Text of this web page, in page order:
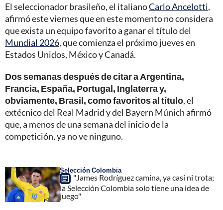
El seleccionador brasileño, el italianoCarlo Ancelotti,
afirmó este viernes que en este momento no considera
que exista un equipo favorito a ganar el título del
Mundial 2026, que comienza el próximo jueves en
Estados Unidos, México y Canadá.
Dos semanas después de citar a Argentina,
Francia, España, Portugal, Inglaterra y,
obviamente, Brasil, como favoritos al título, el
extécnico del Real Madrid y del Bayern Múnich afirmó
que, a menos de una semana del inicio de la
competición, ya no ve ninguno.
Selección Colombia
"James Rodríguez camina, ya casi ni trota;
la Selección Colombia solo tiene una idea de
juego"